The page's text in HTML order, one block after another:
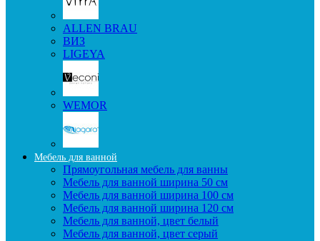
ALLEN BRAU
ВИЗ
LIGEYA
WEMOR
Мебель для ванной
Прямоугольная мебель для ванны
Мебель для ванной ширина 50 см
Мебель для ванной ширина 100 см
Мебель для ванной ширина 120 см
Мебель для ванной, цвет белый
Мебель для ванной, цвет серый